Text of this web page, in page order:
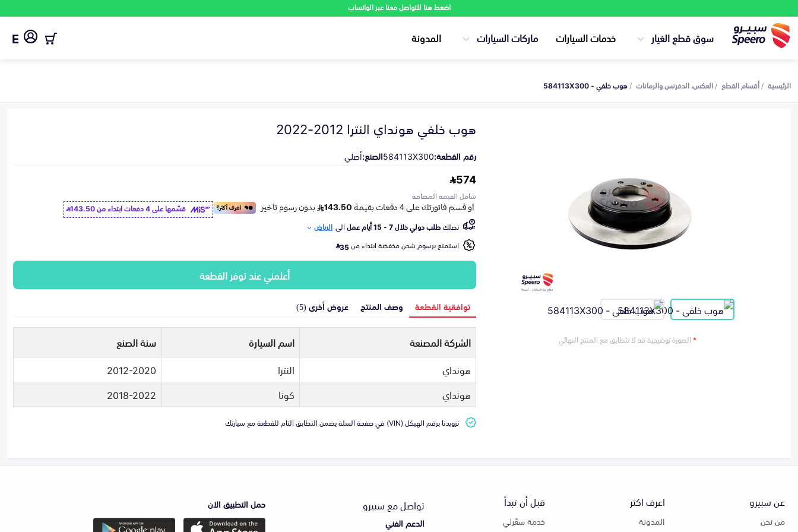
اضغط هنا للتواصل معنا عبر الواتساب
سوق قطع الغيار خدمات السيارات ماركات السيارات المدونة E
الرئيسية أقسام القطع العكس، الدفرنس والرمانات هوب خلفي - 584113X300
*الصورة توضيحية قد لا تتطابق مع المنتج النهائي
هوب خلفي هونداي النترا 2012-2022
رقم القطعة:584113X300الصنع:أصلي
574
شامل القيمة المضافة
قسّمها على 4 دفعات ابتداء من
143.50
تصلكطلب دولي خلال 7 - 15 أيام عمل الى الرياض
استمتع برسوم شحن مخفضة ابتداء من35
أعلمني عند توفر القطعة
توافقية القطعة وصف المنتج عروض أخرى (5)
الشركة المصنعة اسم السيارة
سنة الصنع
هونداي
النترا
2012-2020
هونداي
كونا 2018-2022
تزويدنا برقم الهيكل (VIN) في صفحة السلة يضمن التطابق التام للقطعة مع سيارتك
عن سبيرو
من نحن
اعرف اكثر
المدونة
قبل أن تبدأ
خدمة سعّرلي
تواصل مع سبيرو
الدعم الفني
حمل التطبيق الان